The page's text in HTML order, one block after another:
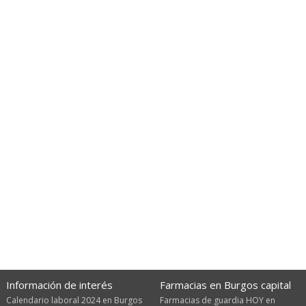
Información de interés
Calendario laboral 2024 en Burgos
Farmacias en Burgos capital
Farmacias de guardia HOY en